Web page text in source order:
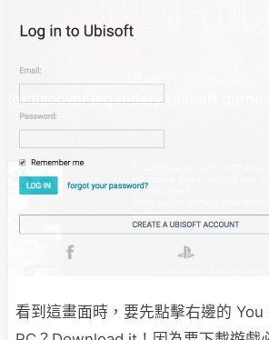
看到這畫面時，要先點擊右邊的